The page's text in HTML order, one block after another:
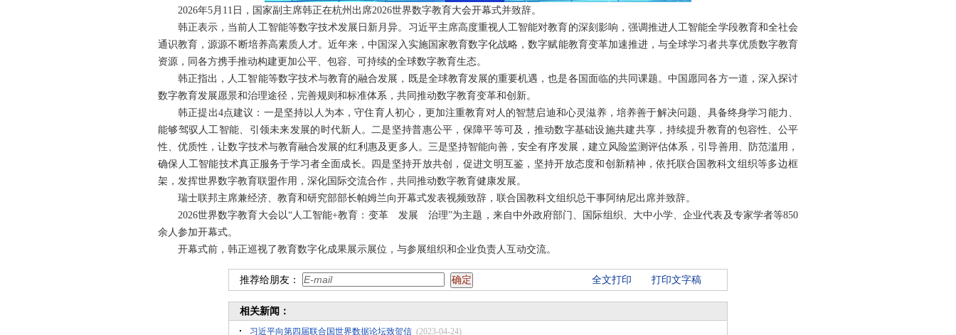
2026年5月11日，国家副主席韩正在杭州出席2026世界数字教育大会开幕式并致辞。
韩正表示，当前人工智能等数字技术发展日新月异。习近平主席高度重视人工智能对教育的深刻影响，强调推进人工智能全学段教育和全社会
通识教育，源源不断培养高素质人才。近年来，中国深入实施国家教育数字化战略，数字赋能教育变革加速推进，与全球学习者共享优质数字教育
资源，同各方携手推动构建更加公平、包容、可持续的全球数字教育生态。
韩正指出，人工智能等数字技术与教育的融合发展，既是全球教育发展的重要机遇，也是各国面临的共同课题。中国愿同各方一道，深入探讨
数字教育发展愿景和治理途径，完善规则和标准体系，共同推动数字教育变革和创新。
韩正提出4点建议：一是坚持以人为本，守住育人初心，更加注重教育对人的智慧启迪和心灵滋养，培养善于解决问题、具备终身学习能力、
能够驾驭人工智能、引领未来发展的时代新人。二是坚持普惠公平，保障平等可及，推动数字基础设施共建共享，持续提升教育的包容性、公平
性、优质性，让数字技术与教育融合发展的红利惠及更多人。三是坚持智能向善，安全有序发展，建立风险监测评估体系，引导善用、防范滥用，
确保人工智能技术真正服务于学习者全面成长。四是坚持开放共创，促进文明互鉴，坚持开放态度和创新精神，依托联合国教科文组织等多边框
架，发挥世界数字教育联盟作用，深化国际交流合作，共同推动数字教育健康发展。
瑞士联邦主席兼经济、教育和研究部部长帕姆兰向开幕式发表视频致辞，联合国教科文组织总干事阿纳尼出席并致辞。
2026世界数字教育大会以“人工智能+教育：变革 发展 治理”为主题，来自中外政府部门、国际组织、大中小学、企业代表及专家学者等850
余人参加开幕式。
开幕式前，韩正巡视了教育数字化成果展示展位，与参展组织和企业负责人互动交流。
推荐给朋友： 全文打印 打印文字稿
相关新闻：
习近平向第四届联合国世界数据论坛致贺信 (2023-04-24)